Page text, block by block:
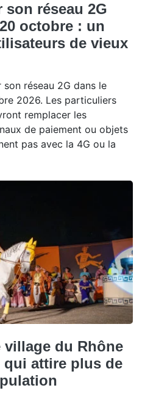
son réseau 2G
octobre : un
de vieux
son réseau 2G dans le
2026. Les particuliers
remplacer les
de paiement ou objets
pas avec la 4G ou la
village du Rhône
qui attire plus de